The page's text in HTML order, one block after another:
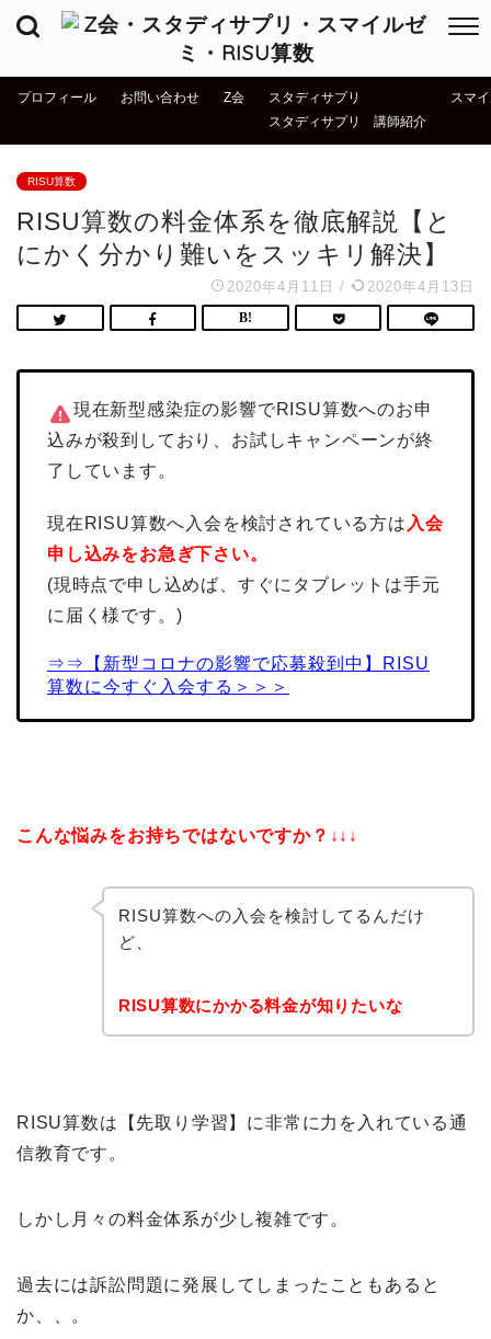
プロフィール お問い合わせ Z会
スタディサプリ
スタディサプリ 講師紹介
スマ
RISU算数
RISU算数の料金体系を徹底解説【と
にかく分かり難いをスッキリ解決】
2020年4月11日 / 2020年4月13日
現在新型感染症の影響でRISU算数へのお申
込みが殺到しており、お試しキャンペーンが終
了しています。
現在RISU算数へ入会を検討されている方は 入会
申し込みをお急ぎ下さい。
(現時点で申し込めば、すぐにタブレットは手元
に届く様です。)
⇒⇒【新型コロナの影響で応募殺到中】RISU
算数に今すぐ入会する＞＞＞
こんな悩みをお持ちではないですか？↓↓↓
RISU算数への入会を検討してるんだけ
ど、
RISU算数にかかる料金が知りたいな
RISU算数は【先取り学習】に非常に力を入れている通
信教育です。
しかし月々の料金体系が少し複雑です。
過去には訴訟問題に発展してしまったこともあると
か、、。